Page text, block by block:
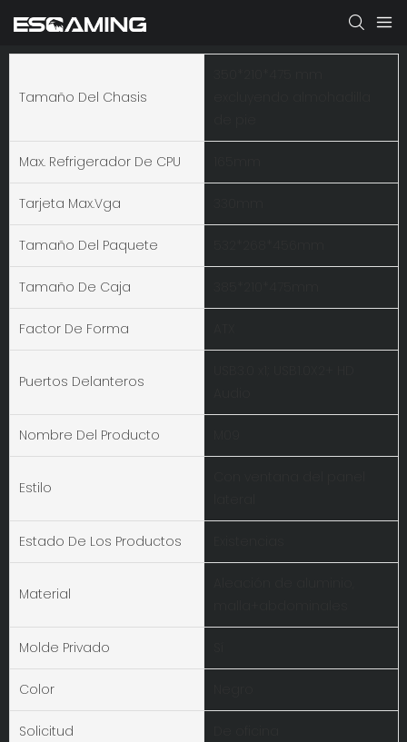
Tamaño Del Chasis
Max. Refrigerador De CPU
Tarjeta Max.vga
Tamaño Del Paquete
Tamaño De Caja
Factor De Forma
Puertos Delanteros
Nombre Del Producto
Estilo
Estado De Los Productos
Material
Molde Privado
Color
Solicitud